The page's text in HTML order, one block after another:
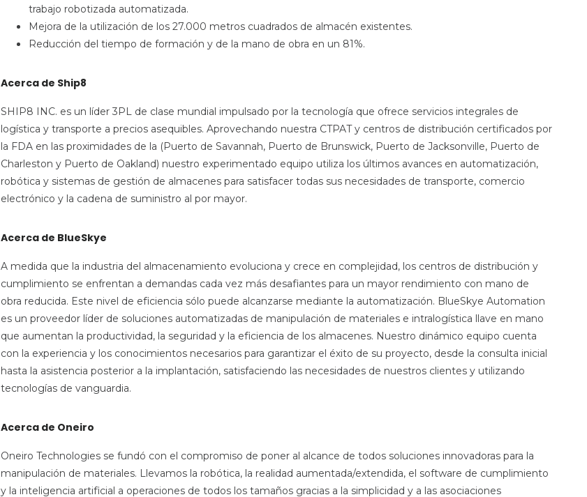
trabajo robotizada automatizada.
Mejora de la utilización de los 27.000 metros cuadrados de almacén existentes.
Reducción del tiempo de formación y de la mano de obra en un 81%.
Acerca de Ship8
SHIP8 INC. es un líder 3PL de clase mundial impulsado por la tecnología que ofrece servicios integrales de
logística y transporte a precios asequibles. Aprovechando nuestra CTPAT y centros de distribución certificados por
la FDA en las proximidades de la (Puerto de Savannah, Puerto de Brunswick, Puerto de Jacksonville, Puerto de
Charleston y Puerto de Oakland) nuestro experimentado equipo utiliza los últimos avances en automatización,
robótica y sistemas de gestión de almacenes para satisfacer todas sus necesidades de transporte, comercio
electrónico y la cadena de suministro al por mayor.
Acerca de BlueSkye
A medida que la industria del almacenamiento evoluciona y crece en complejidad, los centros de distribución y
cumplimiento se enfrentan a demandas cada vez más desafiantes para un mayor rendimiento con mano de
obra reducida. Este nivel de eficiencia sólo puede alcanzarse mediante la automatización. BlueSkye Automation
es un proveedor líder de soluciones automatizadas de manipulación de materiales e intralogística llave en mano
que aumentan la productividad, la seguridad y la eficiencia de los almacenes. Nuestro dinámico equipo cuenta
con la experiencia y los conocimientos necesarios para garantizar el éxito de su proyecto, desde la consulta inicial
hasta la asistencia posterior a la implantación, satisfaciendo las necesidades de nuestros clientes y utilizando
tecnologías de vanguardia.
Acerca de Oneiro
Oneiro Technologies se fundó con el compromiso de poner al alcance de todos soluciones innovadoras para la
manipulación de materiales. Llevamos la robótica, la realidad aumentada/extendida, el software de cumplimiento
y la inteligencia artificial a operaciones de todos los tamaños gracias a la simplicidad y a las asociaciones